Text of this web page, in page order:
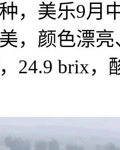
，美乐9月
，颜色漂
24.9 brix，